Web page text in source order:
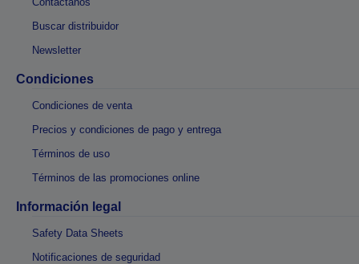
Buscar distribuidor
Newsletter
Condiciones
Condiciones de venta
Precios y condiciones de pago y entrega
Términos de uso
Términos de las promociones online
Información legal
Safety Data Sheets
Notificaciones de seguridad